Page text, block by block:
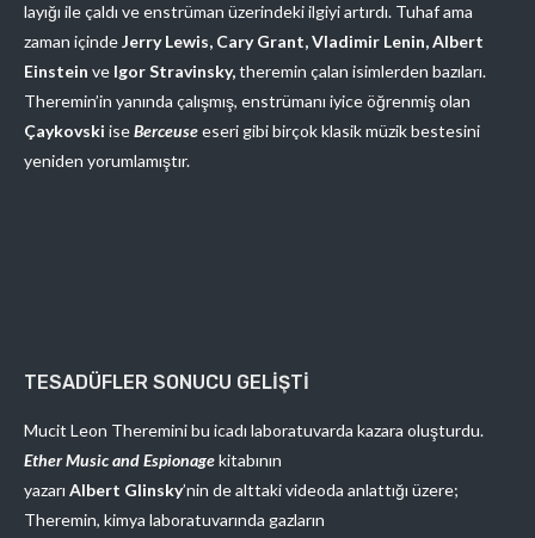
layığı ile çaldı ve enstrüman üzerindeki ilgiyi artırdı. Tuhaf ama
zaman içindeJerry Lewis, Cary Grant, Vladimir Lenin, Albert
Einstein ve IgorStravinsky,theremin çalan isimlerden bazıları.
Theremin’in yanında çalışmış, enstrümanı iyice öğrenmiş olan
Çaykovski iseBerceuseeseri gibi birçok klasik müzik bestesini
yeniden yorumlamıştır.
TESADÜFLER SONUCU GELİŞTİ
Mucit Leon Theremini bu icadı laboratuvarda kazara oluşturdu.
Ether Music and Espionagekitabının
yazarı Albert Glinsky’nin de alttaki videoda anlattığı üzere;
Theremin, kimya laboratuvarında gazların